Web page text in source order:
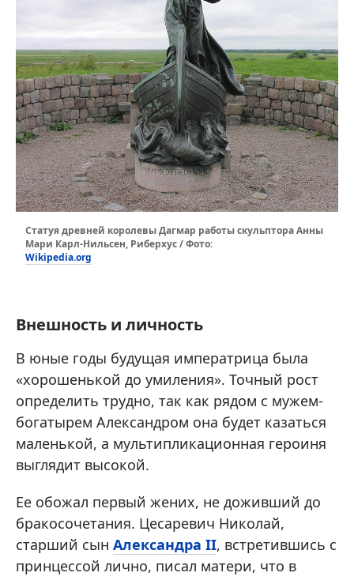
Статуя древней королевы Дагмар работы скульптора Анны
Мари Карл-Нильсен, Риберхус / Фото:
Wikipedia.org
Внешность и личность
В юные годы будущая императрица была
«хорошенькой до умиления». Точный рост
определить трудно, так как рядом с мужем-
богатырем Александром она будет казаться
маленькой, а мультипликационная героиня
выглядит высокой.
Ее обожал первый жених, не доживший до
бракосочетания. Цесаревич Николай,
старший сын Александра II, встретившись с
принцессой лично, писал матери, что в